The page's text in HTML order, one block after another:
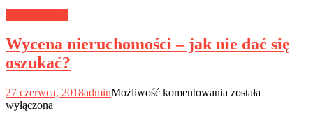
Wycena nieruchomości – jak nie dać się
oszukać?
27 czerwca, 2018adminMożliwość komentowania Wycena
została
wyłączona